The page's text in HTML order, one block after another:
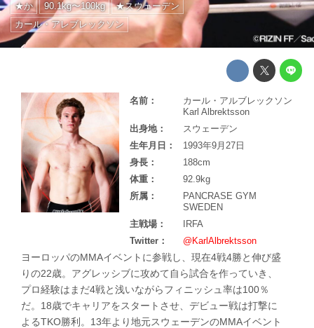
★か 90.1kg〜100kg
★スウェーデン
カール・アレブレックソン
名前：
カール・アルブレックソン
Karl Albrektsson
出身地：
スウェーデン
生年月日：
1993年9月27日
身長：
188cm
体重：
92.9kg
所属：
PANCRASE GYM
SWEDEN
主戦場：
IRFA
Twitter：
@KarlAlbrektsson
ヨーロッパのMMAイベントに参戦し、現在4戦4勝と伸び盛
りの22歳。アグレッシブに攻めて自ら試合を作っていき、
プロ経験はまだ4戦と浅いながらフィニッシュ率は100％
だ。18歳でキャリアをスタートさせ、デビュー戦は打撃に
よるTKO勝利。13年より地元スウェーデンのMMAイベント